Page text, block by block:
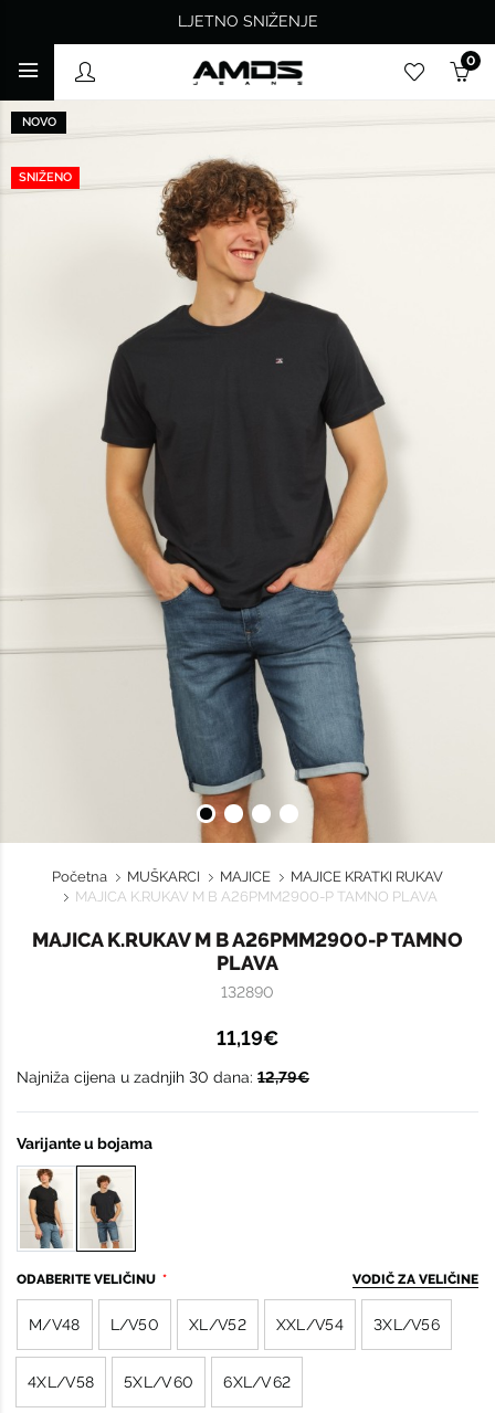
LJETNO SNIŽENJE
0
NOVO
SNIŽENO
Početna MUŠKARCI MAJICE
MAJICE KRATKI RUKAV
MAJICA K.RUKAV M B A26PMM2900-P TAMNO PLAVA
MAJICA K.RUKAV M B A26PMM2900-P TAMNO
PLAVA
132890
11,19€
Najniža cijena u zadnjih 30 dana: 12,79€
Varijante u bojama
ODABERITE VELIČINU VODIČ ZA VELIČINE
M/V48 L/V50 XL/V52 XXL/V54 3XL/V56
4XL/V58 5XL/V60 6XL/V62